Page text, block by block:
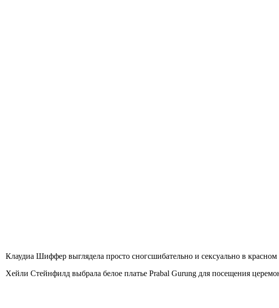
Клаудиа Шиффер выглядела просто сногсшибательно и сексуально в
Хейли Стейнфилд выбрала белое платье Prabal Gurung для посещения